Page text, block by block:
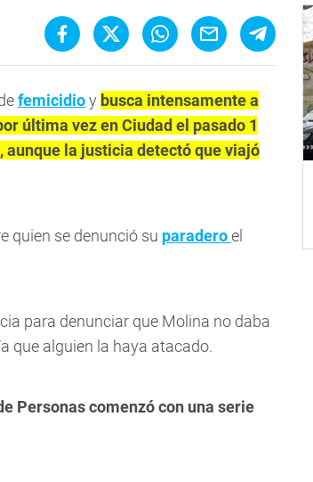
femicidioy busca intensamente a
última vez en Ciudad el pasado 1
la justicia detectó que viajó
quien se denunció su paraderoel
para denunciar que Molina no daba
que alguien la haya atacado.
Personas comenzó con una serie